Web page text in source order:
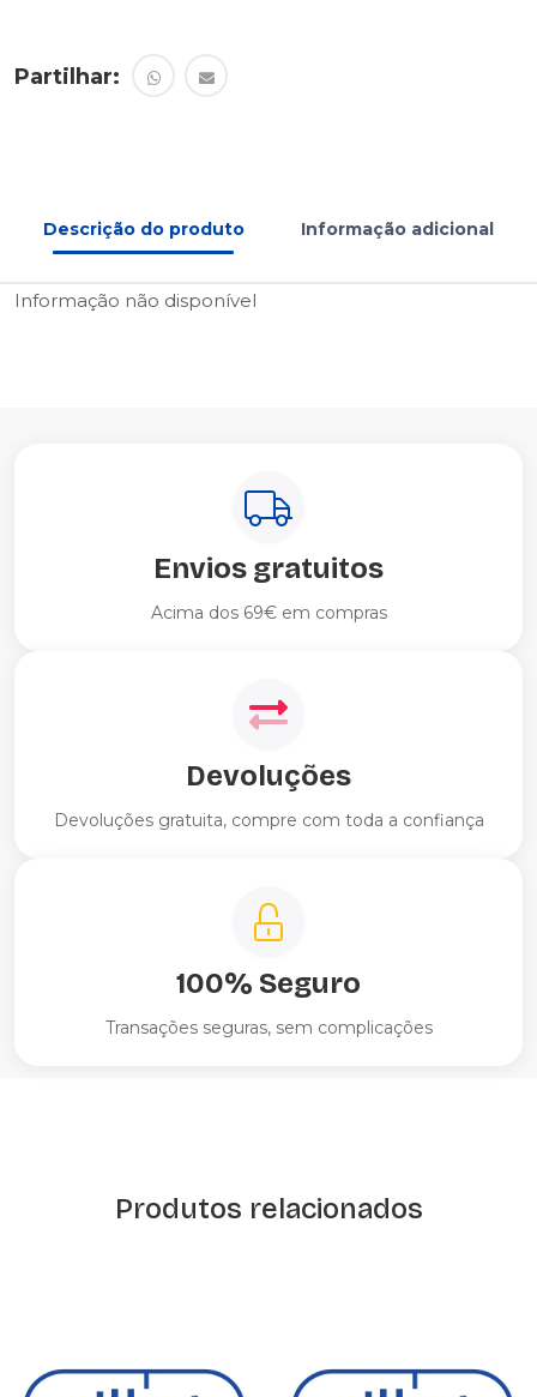
Partilhar:
Descrição do produto Informação adicional
Informação não disponível
Envios gratuitos
Acima dos 69€ em compras
Devoluções
Devoluções gratuita, compre com toda a confiança
100% Seguro
Transações seguras, sem complicações
Produtos relacionados